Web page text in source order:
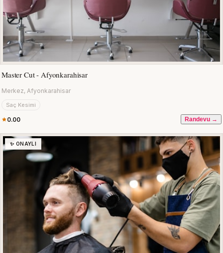
Master Cut - Afyonkarahisar
Merkez, Afyonkarahisar
Saç Kesimi
0.00 Randevu →
✨ ONAYLI